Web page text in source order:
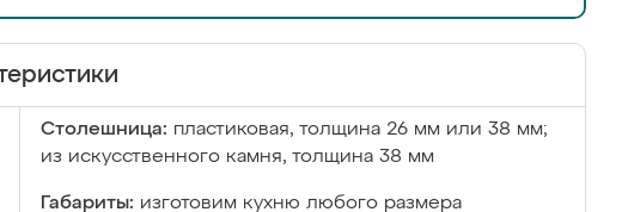
Столешница: пластиковая, толщина 26 мм или 38 мм;
из искусственного камня, толщина 38 мм
Габариты: изготовим кухню любого размера